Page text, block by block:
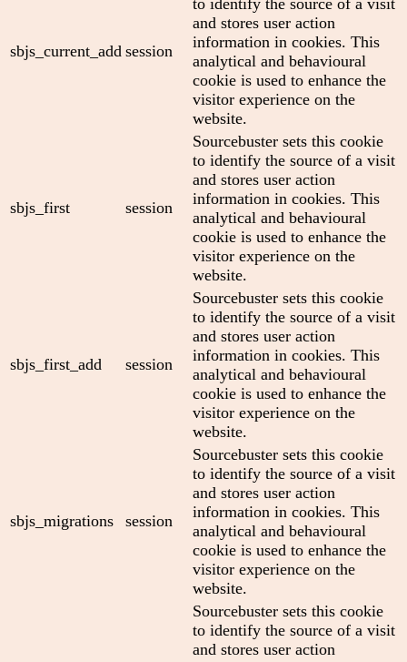
sbjs_current_add session
to identify the source of a visit
and stores user action
information in cookies. This
analytical and behavioural
cookie is used to enhance the
visitor experience on the
website.
sbjs_first session
Sourcebuster sets this cookie
to identify the source of a visit
and stores user action
information in cookies. This
analytical and behavioural
cookie is used to enhance the
visitor experience on the
website.
sbjs_first_add session
Sourcebuster sets this cookie
to identify the source of a visit
and stores user action
information in cookies. This
analytical and behavioural
cookie is used to enhance the
visitor experience on the
website.
sbjs_migrations session
Sourcebuster sets this cookie
to identify the source of a visit
and stores user action
information in cookies. This
analytical and behavioural
cookie is used to enhance the
visitor experience on the
website.
Sourcebuster sets this cookie
to identify the source of a visit
and stores user action